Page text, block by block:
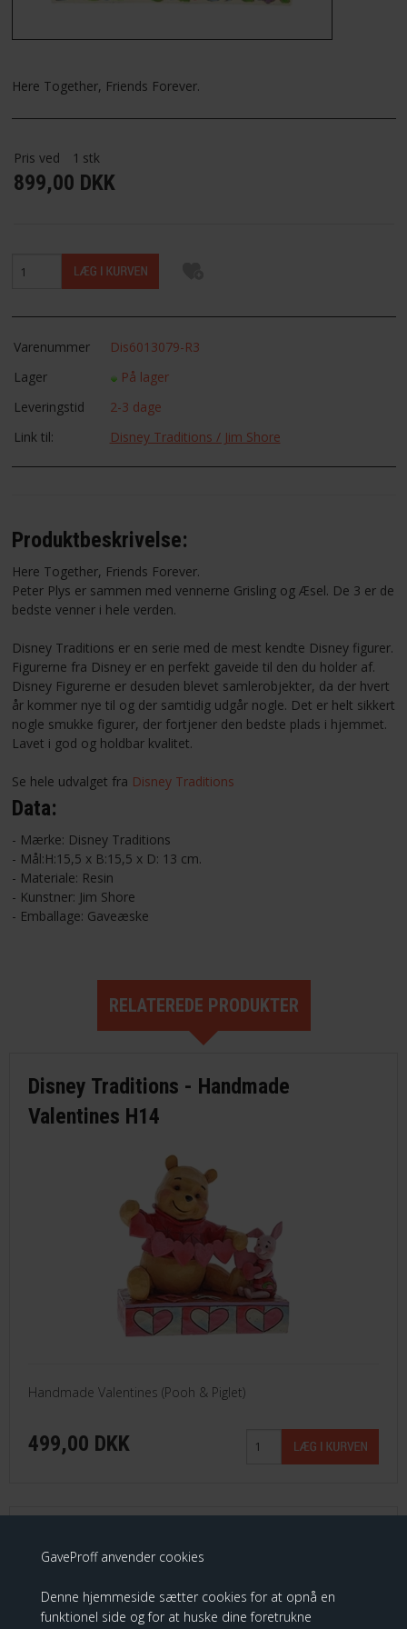
GaveProff anvender cookies
Denne hjemmeside sætter cookies for at opnå en
funktionel side og for at huske dine foretrukne
FAVORIT
FORTRYDELSESRET
Here Together, Friends Forever.
Pris ved 1 stk
899,00 DKK
Varenummer
Dis6013079-R3
Lager
På lager
Leveringstid
2-3 dage
Link til:
Disney Traditions / Jim Shore
Produktbeskrivelse:
Here Together, Friends Forever.
Peter Plys er sammen med vennerne Grisling og Æsel. De 3 er de
bedste venner i hele verden.
Disney Traditions er en serie med de mest kendte Disney figurer.
Figurerne fra Disney er en perfekt gaveide til den du holder af.
Disney Figurerne er desuden blevet samlerobjekter, da der hvert
år kommer nye til og der samtidig udgår nogle. Det er helt sikkert
nogle smukke figurer, der fortjener den bedste plads i hjemmet.
Lavet i god og holdbar kvalitet.
Se hele udvalget fra Disney Traditions
Data:
- Mærke: Disney Traditions
- Mål:H:15,5 x B:15,5 x D: 13 cm.
- Materiale: Resin
- Kunstner: Jim Shore
- Emballage: Gaveæske
RELATEREDE PRODUKTER
Disney Traditions - Handmade
Valentines H14
Handmade Valentines (Pooh & Piglet)
499,00 DKK